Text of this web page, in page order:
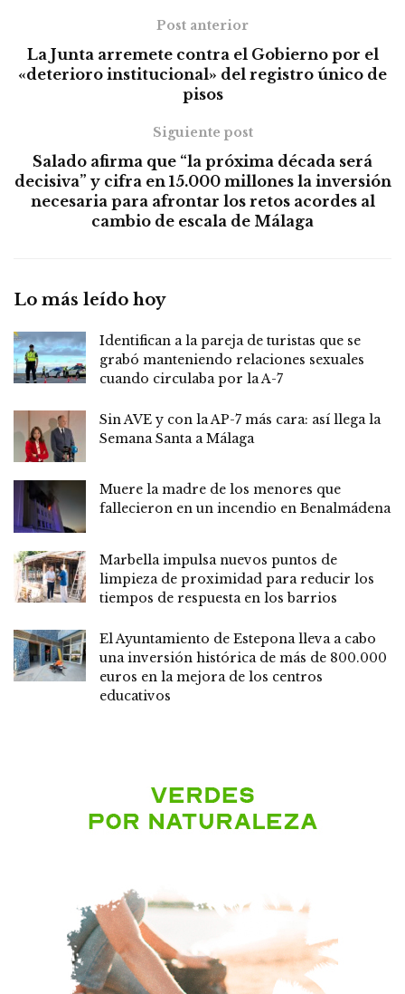
Post anterior
La Junta arremete contra el Gobierno por el
«deterioro institucional» del registro único de
pisos
Siguiente post
Salado afirma que “la próxima década será
decisiva” y cifra en 15.000 millones la inversión
necesaria para afrontar los retos acordes al
cambio de escala de Málaga
Lo más leído hoy
Identifican a la pareja de turistas que se
grabó manteniendo relaciones sexuales
cuando circulaba por la A-7
Sin AVE y con la AP-7 más cara: así llega la
Semana Santa a Málaga
Muere la madre de los menores que
fallecieron en un incendio en Benalmádena
Marbella impulsa nuevos puntos de
limpieza de proximidad para reducir los
tiempos de respuesta en los barrios
El Ayuntamiento de Estepona lleva a cabo
una inversión histórica de más de 800.000
euros en la mejora de los centros
educativos